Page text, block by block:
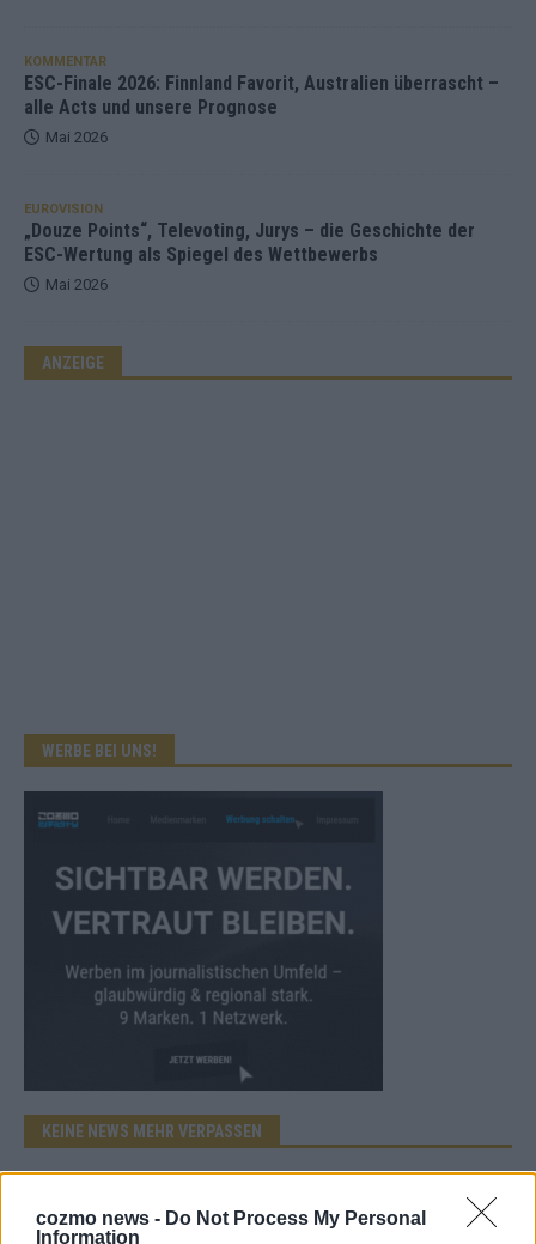
cozmo news - Do Not Process My Personal
Information
KOMMENTAR
ESC-Finale 2026: Finnland Favorit, Australien überrascht –
alle Acts und unsere Prognose
Mai 2026
EUROVISION
„Douze Points“, Televoting, Jurys – die Geschichte der
ESC-Wertung als Spiegel des Wettbewerbs
Mai 2026
ANZEIGE
WERBE BEI UNS!
KEINE NEWS MEHR VERPASSEN